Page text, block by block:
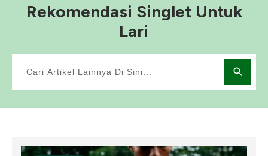
Rekomendasi Singlet Untuk
Lari